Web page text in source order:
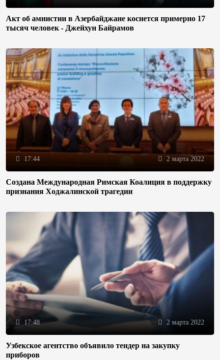
Акт об амнистии в Азербайджане коснется примерно 17
тысяч человек - Джейхун Байрамов
17:44 2 марта 2022
Создана Международная Римская Коалиция в поддержку
признания Ходжалинской трагедии
17:48 2 марта 2022
Узбекское агентство объявило тендер на закупку
приборов